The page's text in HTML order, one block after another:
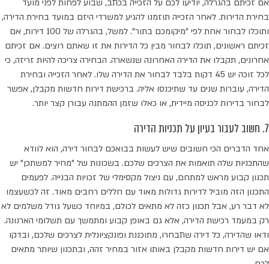
אם זכיתם בהגרלה, יודיעו לכם על הזכייה בכתב, שבוע לפחות לפני מועד
בחירת הדירות. לאחר הזכייה תוזמנו להגיע למשרדי היזם במועד בחירת הדירה,
ותוכלו לבחור אחת לפי "מיקומכם בתור". למשל, בהגרלה של 100 דירות, אם
זכיתם ראשונים, תוכלו לבחור מבין כל הדירות את זו שאתם רוצים. אם זכיתם
אחרונים, תקבלו את הדירה האחרונה שנשארה. הבחירה צריכה להיות זריזה, כי
לכל זוכה יש 45 דקות בלבד לבחור את הדירה שלו. לאחר הזכייה ובחירת
הדירה, עוברות שנים עד שתיכנסו אליה. ברכישת דירות חדשות מקבלן, אפשר
לבחור בדירות לכניסה מיידית, או כאלו שזמן ההמתנה עבורן קצר יותר.
7. חשוב לעבור בעיון על תכניות הדירה
אחד הדברים הכי חשובים שיש לעשות בבואכם לבחור דירה, הוא לוודא
שהתכניות שלה תואמות את הצרכים שלכם. בשכונות של "מחיר למשתכן" יש
תכנון קבוע מראש למתחם, עם ניצול מקסימלי של זכויות הבנייה. לפעמים
התכנון הזה מוביל לדירות גדולות מאוד עם חללים רחבים מאוד. זה לכשעצמו
לא דבר רע, אבל תכנון כזה לא מתאים לכולם, במיוחד כשעל גודל משלמים לא
רק במעמד רכישת הדירה, אלא גם באופן קבוע ומתמשך עם תשלומי הארנונה.
ודאו שהדירה, כל דירה שתבחרו, מתוכננת ופונקציונלית לצרכים שלכם, ובדקו
אם יש דירות חדשות מקבלן באותו אזור במחיר זהה, ובתכנון שיותר מתאים